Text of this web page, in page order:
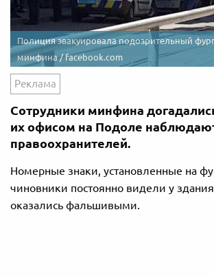
Полиция эвакуировала подозрительный
минфина / facebook.com
Реклама
Сотрудники минфина
их офисом на Подоле
правоохранителей.
Номерные знаки, установленные на
чиновники постоянно видели у
оказались фальшивыми.